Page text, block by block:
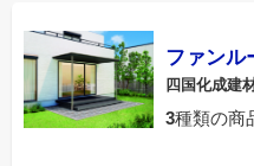
ファンル
四国化成建
3種類の商